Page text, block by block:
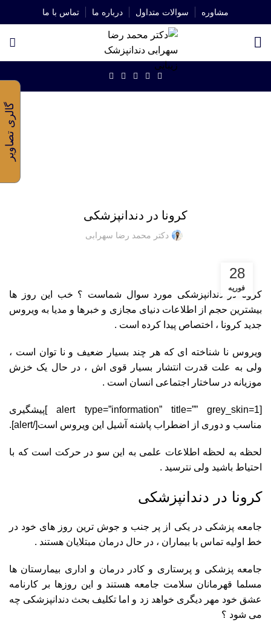
مشاوره سوالات متداول درباره ما تماس با ما
کرونا در دندانپزشکی
دکتر محمد رضا سهرابی
28
فوریه
کرونا در دندانپزشکی مورد سوال شماست ؟ خب این روز ها
بیشترین حجم از اطلاعات دنیای مجازی و خبرها و مدیا به ویروس
جدید کرونا ، اختصاص پیدا کرده است .
ویروس نا شناخته ای که هر چند بسیار ضعیف و نا توان است ،
ولی به علت قدرت انتشار بسیار قوی اش ، در حال یک خزش
موزیانه در ساختار اجتماعی انسان است .
[alert type=”information” title=”” grey_skin=1 ]پیشگیری
مناسب و دوری از اضطراب پاشنه آشیل این ویروس است[/alert].
لحظه به لحظه اطلاعات علمی به این سو در حرکت است که با
احتیاط باشید ولی نترسید .
کرونا در دندانپزشکی
جامعه پزشکی در یکی از پر جنب و جوش ترین روز های خود در
خط اولیه تماس با بیماران ، در حال درمان مبتلایان هستند .
جامعه پزشکی و پرستاری و کادر درمان و اداری بیمارستان ها
مسلما قهرمانان سلامت جامعه هستند و این روزها بر کارنامه
عشق خود مهر دیگری خواهد زد و اما تکلیف بحث دندانپزشکی چه
می شود ؟
شروع به تایپ کنید تا پستهای مورد نظر خود را ببینید.
گالری تصاویر